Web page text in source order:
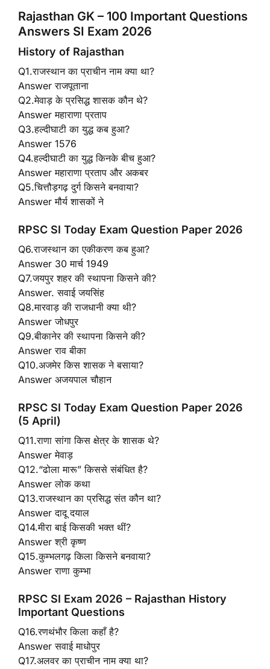
Rajasthan GK – 100 Important Questions
Answers SI Exam 2026
History of Rajasthan
Q1.राजस्थान का प्राचीन नाम क्या था?
Answer राजपूताना
Q2.मेवाड़ के प्रसिद्ध शासक कौन थे?
Answer महाराणा प्रताप
Q3.हल्दीघाटी का युद्ध कब हुआ?
Answer 1576
Q4.हल्दीघाटी का युद्ध किनके बीच हुआ?
Answer महाराणा प्रताप और अकबर
Q5.चित्तौड़गढ़ दुर्ग किसने बनवाया?
Answer मौर्य शासकों ने
RPSC SI Today Exam Question Paper 2026
Q6.राजस्थान का एकीकरण कब हुआ?
Answer 30 मार्च 1949
Q7.जयपुर शहर की स्थापना किसने की?
Answer. सवाई जयसिंह
Q8.मारवाड़ की राजधानी क्या थी?
Answer जोधपुर
Q9.बीकानेर की स्थापना किसने की?
Answer राव बीका
Q10.अजमेर किस शासक ने बसाया?
Answer अजयपाल चौहान
RPSC SI Today Exam Question Paper 2026
(5 April)
Q11.राणा सांगा किस क्षेत्र के शासक थे?
Answer मेवाड़
Q12.“ढोला मारू” किससे संबंधित है?
Answer लोक कथा
Q13.राजस्थान का प्रसिद्ध संत कौन था?
Answer दादू दयाल
Q14.मीरा बाई किसकी भक्त थीं?
Answer श्री कृष्ण
Q15.कुम्भलगढ़ किला किसने बनवाया?
Answer राणा कुम्भा
RPSC SI Exam 2026 – Rajasthan History
Important Questions
Q16.रणथंभौर किला कहाँ है?
Answer सवाई माधोपुर
Q17.अलवर का प्राचीन नाम क्या था?